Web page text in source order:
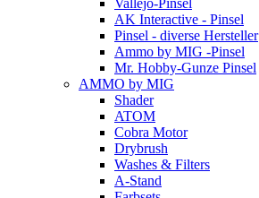
Vallejo-Pinsel
AK Interactive - Pinsel
Pinsel - diverse Hersteller
Ammo by MIG -Pinsel
Mr. Hobby-Gunze Pinsel
AMMO by MIG
Shader
ATOM
Cobra Motor
Drybrush
Washes & Filters
A-Stand